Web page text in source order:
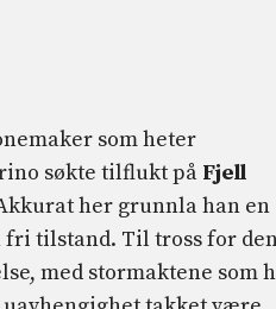
som heter
søkte tilflukt på Fjell
her grunnla han en
fri tilstand. Til tross for
med stormaktene som